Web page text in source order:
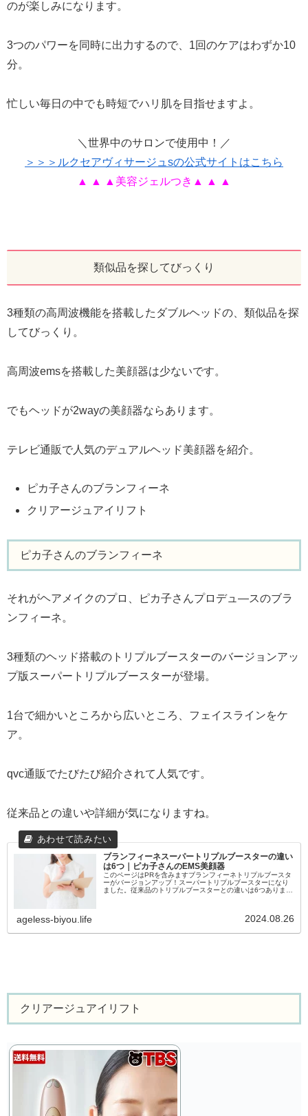
のが楽しみになります。
3つのパワーを同時に出力するので、1回のケアはわずか10
分。
忙しい毎日の中でも時短でハリ肌を目指せますよ。
＼世界中のサロンで使用中！／
＞＞＞ルクセアヴィサージュsの公式サイトはこちら
▲ ▲ ▲美容ジェルつき▲ ▲ ▲
類似品を探してびっくり
3種類の高周波機能を搭載したダブルヘッドの、類似品を探
してびっくり。
高周波emsを搭載した美顔器は少ないです。
でもヘッドが2wayの美顔器ならあります。
テレビ通販で人気のデュアルヘッド美顔器を紹介。
ピカ子さんのブランフィーネ
クリアージュアイリフト
ピカ子さんのブランフィーネ
それがヘアメイクのプロ、ピカ子さんプロデュ―スのブラ
ンフィーネ。
3種類のヘッド搭載のトリプルブースターのバージョンアッ
プ版スーパートリプルブースターが登場。
1台で細かいところから広いところ、フェイスラインをケ
ア。
qvc通販でたびたび紹介されて人気です。
従来品との違いや詳細が気になりますね。
ブランフィーネスーパートリプルブースターの違い
は6つ｜ピカ子さんのEMS美顔器
このページはPRを含みますブランフィーネトリプルブースタ
ーがバージョンアップ！スーパートリプルブースターになり
ました。従来品のトリプルブースターとの違いは6つありまし
ageless-biyou.life 2024.08.26
クリアージュアイリフト